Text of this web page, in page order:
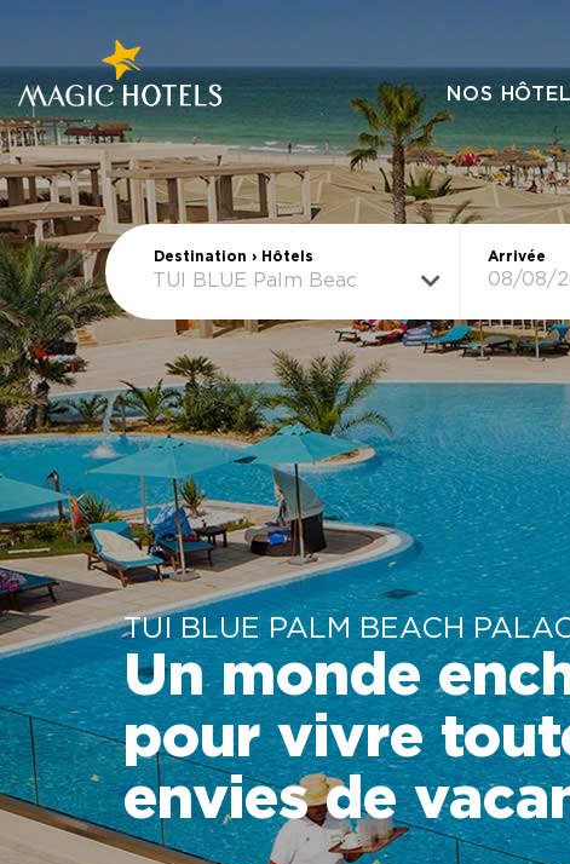
NOS
Destination › Hôtels
TUI BLUE Palm Beach Palace
Arrivée
TUI BLUE PALM BEACH
Un monde
pour vivre
envies de